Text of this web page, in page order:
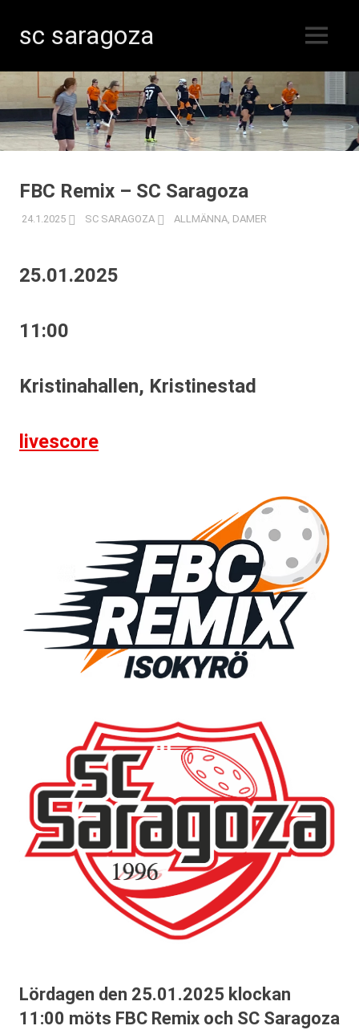
sc saragoza
Kristinestad
sedan
1996
MENY
FBC Remix – SC Saragoza
24.1.2025 SC SARAGOZA ALLMÄNNA, DAMER
25.01.2025
11:00
Kristinahallen, Kristinestad
livescore
Lördagen den 25.01.2025 klockan
11:00 möts FBC Remix och SC Saragoza